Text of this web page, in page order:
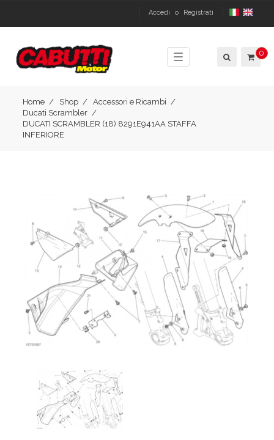
Accedi o Registrati
Toggle
navigation
0
Home Shop
Accessori e Ricambi
Ducati Scrambler
DUCATI SCRAMBLER (18) 8291E941AA STAFFA
INFERIORE